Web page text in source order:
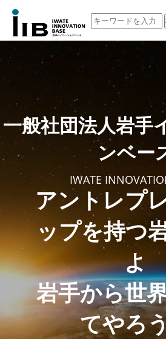
一般社団法人岩手
ンベー
IWATE
アントレプ
ップを持つ
よ
岩手から世
てやろ